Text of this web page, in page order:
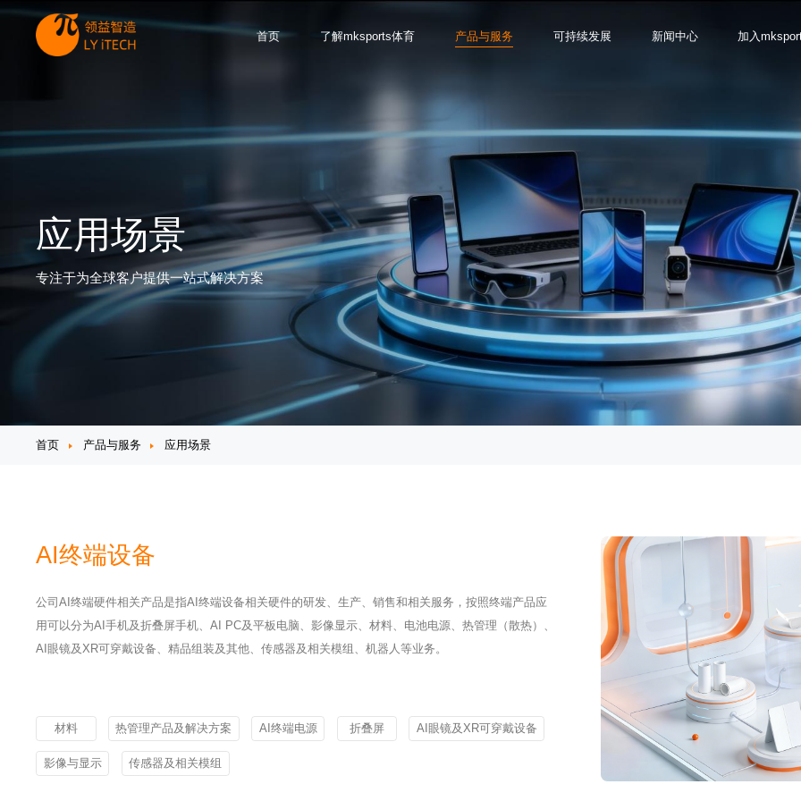
首页 了解mksports体育 产品与服务 可持续发展 新闻中心 加入
应用场景
专注于为全球客户提供一站式解决方案
首页 产品与服务 应用场景
AI终端设备
公司AI终端硬件相关产品是指AI终端设备相关硬件的研发、生产、销售和相关服务，按照终端产品应
用可以分为AI手机及折叠屏手机、AI PC及平板电脑、影像显示、材料、电池电源、热管理（散热）、
AI眼镜及XR可穿戴设备、精品组装及其他、传感器及相关模组、机器人等业务。
材料 热管理产品及解决方案 AI终端电源 折叠屏 AI眼镜及XR可穿戴设备
影像与显示 传感器及相关模组